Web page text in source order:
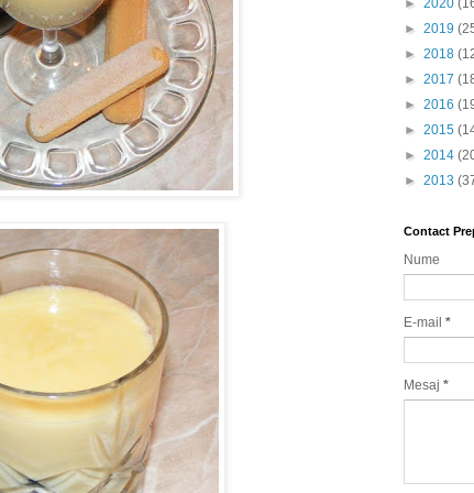
► 2020
► 2019
► 2018
► 2017
► 2016
► 2015
► 2014
► 2013
Contact
Nume
E-mail *
Mesaj *